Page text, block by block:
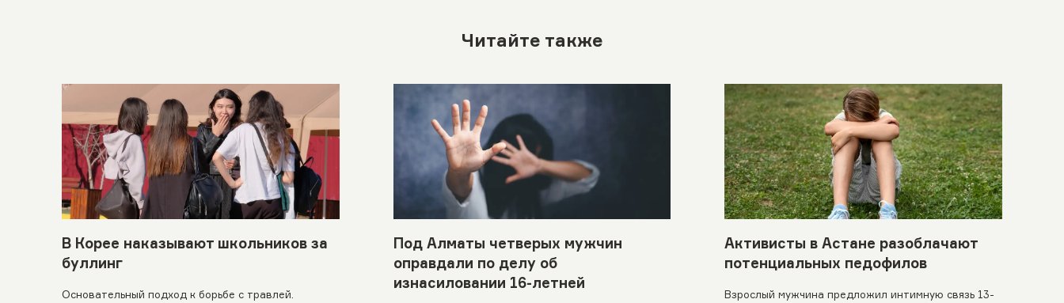
Читайте также
В Корее наказывают школьников за
буллинг
Основательный подход к борьбе с травлей.
Под Алматы четверых мужчин
оправдали по делу об
изнасиловании 16-летней
Активисты в Астане разоблачают
потенциальных педофилов
Взрослый мужчина предложил интимную связь 13-